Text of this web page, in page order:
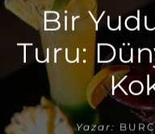
Bir
Turu:
Yazar: